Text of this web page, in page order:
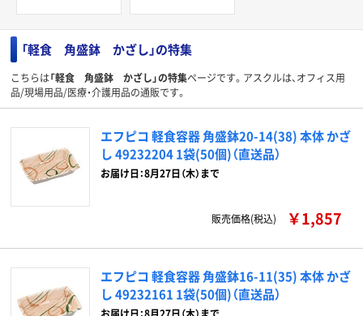
「軽食 角盛鉢 かざし」の特集
こちらは「軽食 角盛鉢 かざし」の特集ページです。アスクルは、オフィス用
品/現場用品/医療・介護用品の通販です。
エフピコ 軽食容器 角盛鉢20-14(38) 本体 かざ
し 49232204 1袋(50個)（直送品）
お届け日：8月27日（木）まで
販売価格(税込) ￥1,857
エフピコ 軽食容器 角盛鉢16-11(35) 本体 かざ
し 49232161 1袋(50個)（直送品）
お届け日：8月27日（木）まで